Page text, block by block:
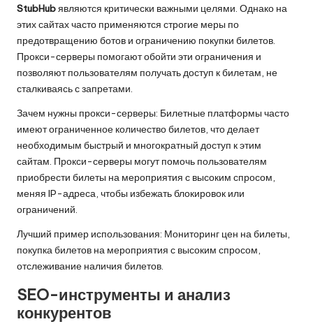
StubHubявляются критически важными целями. Однако на
этих сайтах часто применяются строгие меры по
предотвращению ботов и ограничению покупки билетов.
Прокси-серверы помогают обойти эти ограничения и
позволяют пользователям получать доступ к билетам, не
сталкиваясь с запретами.
Зачем нужны прокси-серверы: Билетные платформы часто
имеют ограниченное количество билетов, что делает
необходимым быстрый и многократный доступ к этим
сайтам. Прокси-серверы могут помочь пользователям
приобрести билеты на мероприятия с высоким спросом,
меняя IP-адреса, чтобы избежать блокировок или
ограничений.
Лучший пример использования: Мониторинг цен на билеты,
покупка билетов на мероприятия с высоким спросом,
отслеживание наличия билетов.
SEO-инструменты и анализ
конкурентов